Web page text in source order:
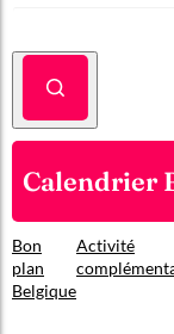
Calendrier
Bon
plan
Belgique
Activité